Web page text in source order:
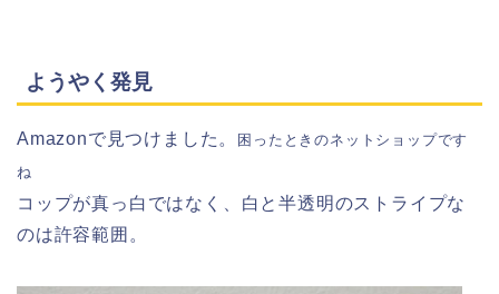
ようやく発見
Amazonで見つけました。
困ったときのネットショップです
ね
コップが真っ白ではなく、白と半透明のストライプな
のは許容範囲。